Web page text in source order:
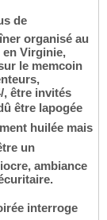
de
organisé au
en Virginie,
le memcoin
, être invités
être lapogée
huilée mais
un
ambiance
interroge